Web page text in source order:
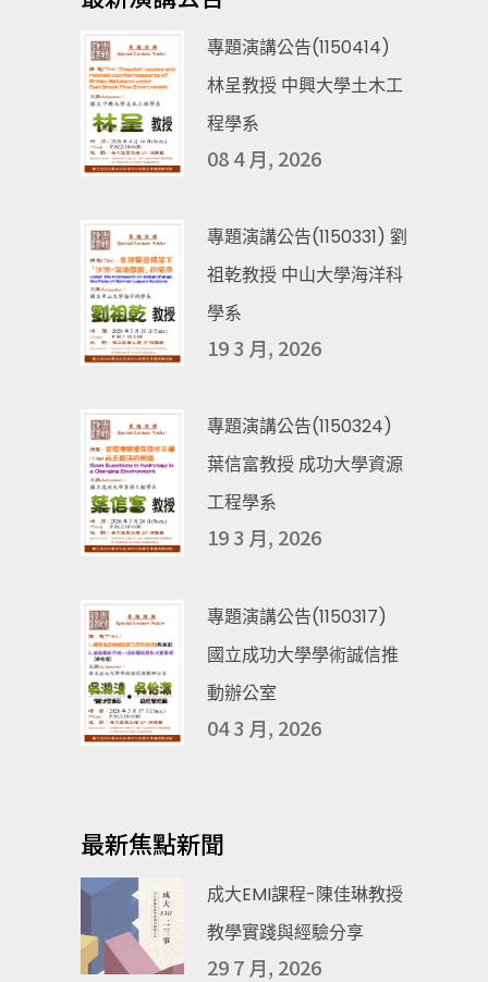
專題演講公告(1150414)
林呈教授 中興大學土木工
程學系
08 4 月, 2026
專題演講公告(1150331) 劉
祖乾教授 中山大學海洋科
學系
19 3 月, 2026
專題演講公告(1150324)
葉信富教授 成功大學資源
工程學系
19 3 月, 2026
專題演講公告(1150317)
國立成功大學學術誠信推
動辦公室
04 3 月, 2026
最新焦點新聞
成大EMI課程-陳佳琳教授
教學實踐與經驗分享
29 7 月, 2026